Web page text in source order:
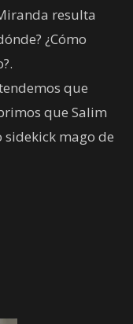
resulta
¿Cómo
que
que Salim
sidekick mago de